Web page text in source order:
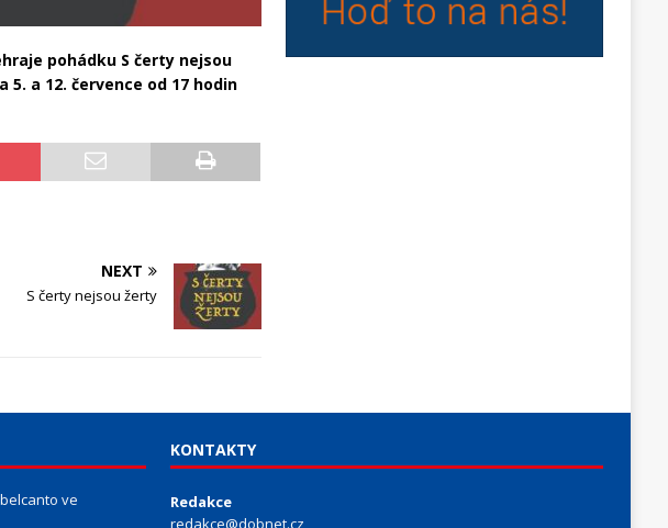
pohádku S čerty nejsou
5. a 12. července od 17 hodin
NEXT
S čerty nejsou žerty
ve
KONTAKTY
Redakce